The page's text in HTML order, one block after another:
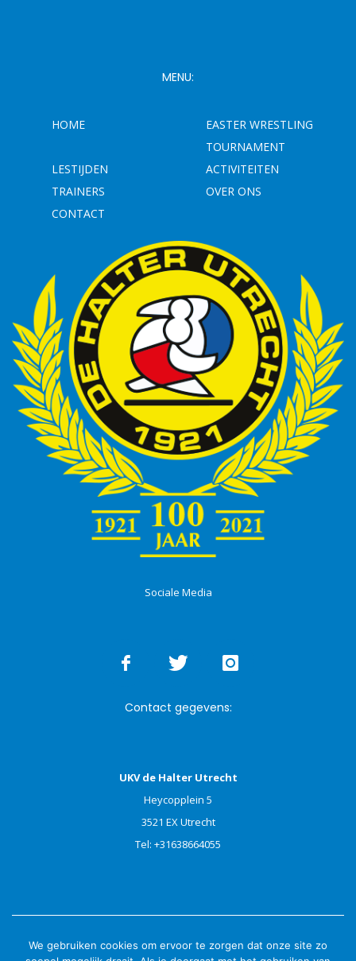
MENU:
HOME
EASTER WRESTLING
TOURNAMENT
LESTIJDEN
ACTIVITEITEN
TRAINERS
OVER ONS
CONTACT
Sociale Media
Contact gegevens:
UKV de Halter Utrecht
Heycopplein 5
3521 EX Utrecht
Tel: +31638664055
Copyright © 2025 dehalter.com | All rights reserved.
We gebruiken cookies om ervoor te zorgen dat onze site zo